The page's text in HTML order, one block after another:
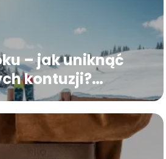
– jak uniknąć
kontuzji?
narciarzy i